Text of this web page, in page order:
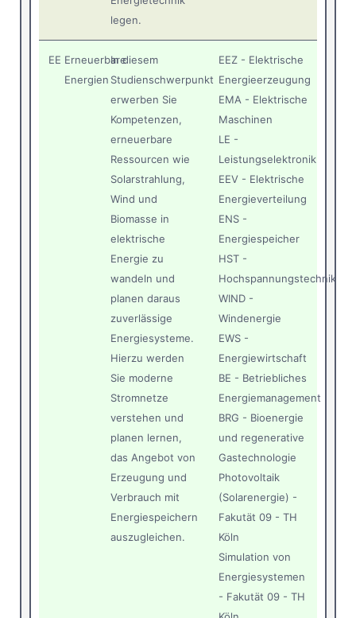
legen.
EE Erneuerbare
Energien
In diesem
Studienschwerpunkt
erwerben Sie
Kompetenzen,
erneuerbare
Ressourcen wie
Solarstrahlung,
Wind und
Biomasse in
elektrische
Energie zu
wandeln und
planen daraus
zuverlässige
Energiesysteme.
Hierzu werden
Sie moderne
Stromnetze
verstehen und
planen lernen,
das Angebot von
Erzeugung und
Verbrauch mit
Energiespeichern
auszugleichen.
EEZ - Elektrische
Energieerzeugung
EMA - Elektrische
Maschinen
LE -
Leistungselektronik
EEV - Elektrische
Energieverteilung
ENS -
Energiespeicher
HST -
Hochspannungstechnik
WIND -
Windenergie
EWS -
Energiewirtschaft
BE - Betriebliches
Energiemanagement
BRG - Bioenergie
und regenerative
Gastechnologie
Photovoltaik
(Solarenergie) -
Fakutät 09 - TH
Köln
Simulation von
Energiesystemen
- Fakutät 09 - TH